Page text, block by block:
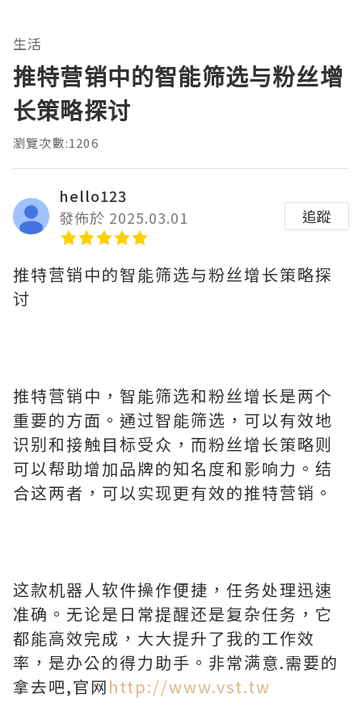
生活
推特营销中的智能筛选与粉丝增
长策略探讨
瀏覽次數:1206
hello123
發佈於 2025.03.01
追蹤
推特营销中的智能筛选与粉丝增长策略探
讨
推特营销中，智能筛选和粉丝增长是两个
重要的方面。通过智能筛选，可以有效地
识别和接触目标受众，而粉丝增长策略则
可以帮助增加品牌的知名度和影响力。结
合这两者，可以实现更有效的推特营销。
这款机器人软件操作便捷，任务处理迅速
准确。无论是日常提醒还是复杂任务，它
都能高效完成，大大提升了我的工作效
率，是办公的得力助手。非常满意.需要的
拿去吧,官网http://www.vst.tw